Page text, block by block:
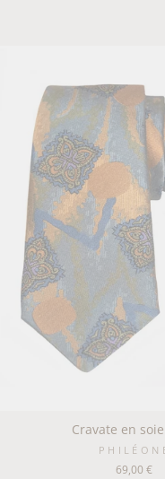
Cravate en
69,00 €